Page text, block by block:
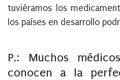
tuviéramos los
los países en desarrollo
P.: Muchos
conocen a la